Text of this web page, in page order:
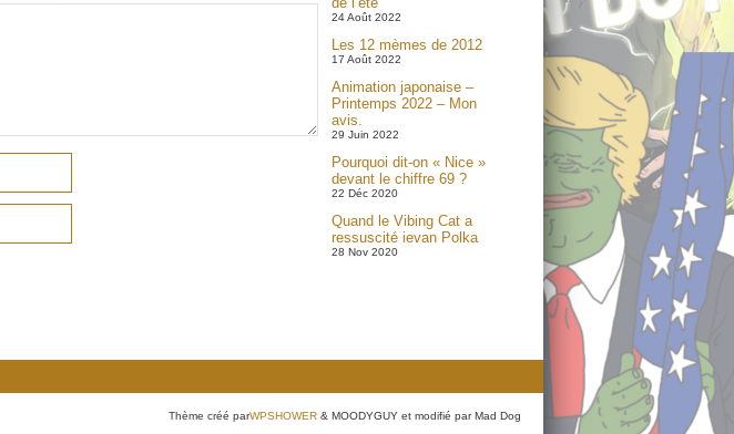
24 Août 2022
Les 12 mèmes de 2012
17 Août 2022
Animation japonaise –
Printemps 2022 – Mon
avis.
29 Juin 2022
Pourquoi dit-on « Nice »
devant le chiffre 69 ?
22 Déc 2020
Quand le Vibing Cat a
ressuscité ievan Polka
28 Nov 2020
Thème créé parWPSHOWER & MOODYGUY et modifié par Mad Dog